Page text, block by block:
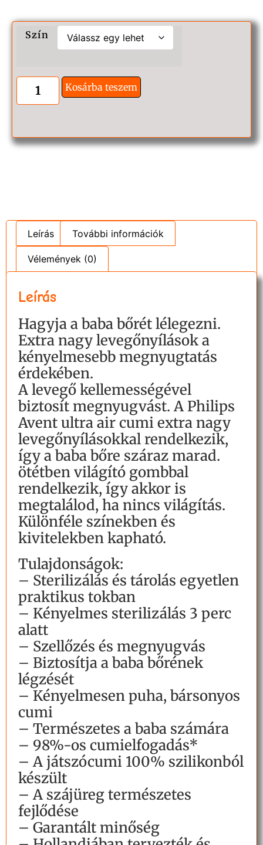
Szín
Kosárba teszem
Leírás További információk
Vélemények (0)
Leírás
Hagyja a baba bőrét lélegezni.
Extra nagy levegőnyílások a
kényelmesebb megnyugtatás
érdekében.
A levegő kellemességével
biztosít megnyugvást. A Philips
Avent ultra air cumi extra nagy
levegőnyílásokkal rendelkezik,
így a baba bőre száraz marad.
ötétben világító gombbal
rendelkezik, így akkor is
megtalálod, ha nincs világítás.
Különféle színekben és
kivitelekben kapható.
Tulajdonságok:
– Sterilizálás és tárolás egyetlen
praktikus tokban
– Kényelmes sterilizálás 3 perc
alatt
– Szellőzés és megnyugvás
– Biztosítja a baba bőrének
légzését
– Kényelmesen puha, bársonyos
cumi
– Természetes a baba számára
– 98%-os cumielfogadás*
– A játszócumi 100% szilikonból
készült
– A szájüreg természetes
fejlődése
– Garantált minőség